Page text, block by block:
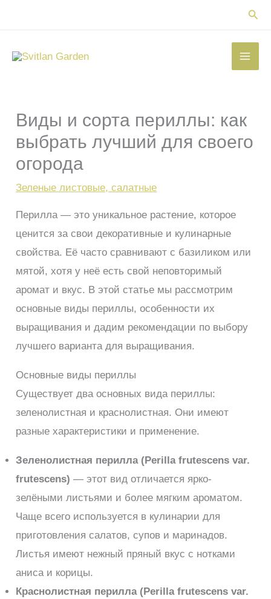
Виды и сорта периллы: как
выбрать лучший для своего
огорода
Зеленые листовые, салатные
Перилла — это уникальное растение, которое
ценится за свои декоративные и кулинарные
свойства. Её часто сравнивают с базиликом или
мятой, хотя у неё есть свой неповторимый
аромат и вкус. В этой статье мы рассмотрим
основные виды периллы, особенности их
выращивания и дадим рекомендации по выбору
лучшего варианта для выращивания.
Основные виды периллы
Существует два основных вида периллы:
зеленолистная и краснолистная. Они имеют
разные характеристики и применение.
Зеленолистная перилла (Perilla frutescens var.
frutescens) — этот вид отличается ярко-
зелёными листьями и более мягким ароматом.
Чаще всего используется в кулинарии для
приготовления салатов, супов и маринадов.
Листья имеют нежный пряный вкус с нотками
аниса и корицы.
Краснолистная перилла (Perilla frutescens var.